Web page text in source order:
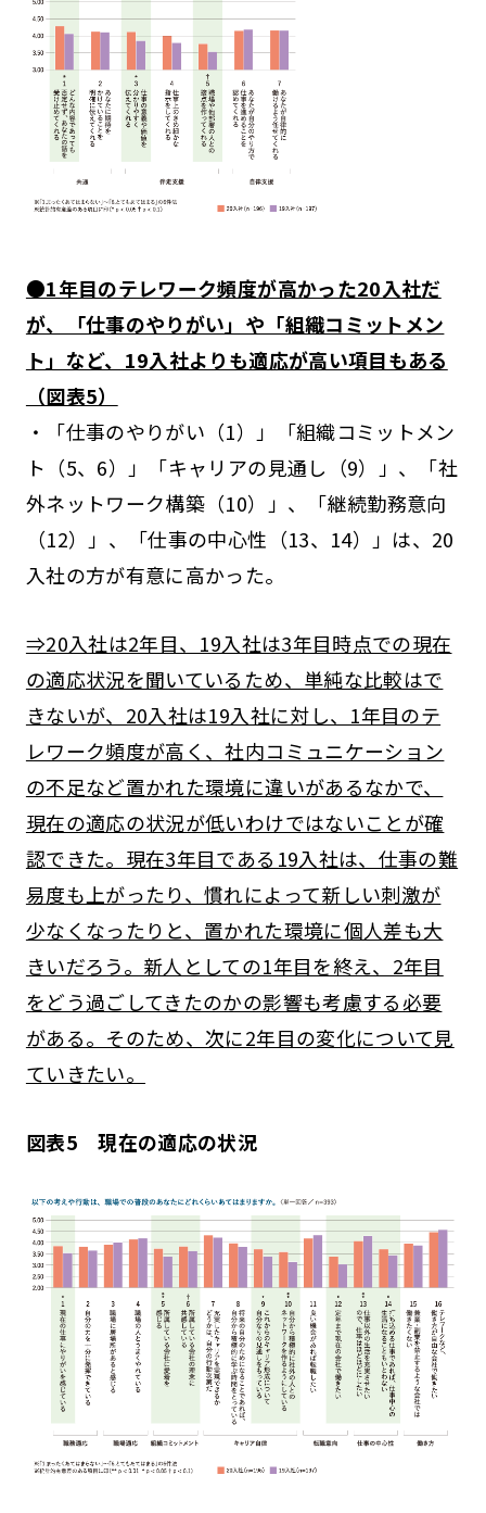
●1年目のテレワーク頻度が高かった20入社だ
が、「仕事のやりがい」や「組織コミットメン
ト」など、19入社よりも適応が高い項目もある
（図表5）
・「仕事のやりがい（1）」「組織コミットメン
ト（5、6）」「キャリアの見通し（9）」、「社
外ネットワーク構築（10）」、「継続勤務意向
（12）」、「仕事の中心性（13、14）」は、20
入社の方が有意に高かった。
⇒20入社は2年目、19入社は3年目時点での現在
の適応状況を聞いているため、単純な比較はで
きないが、20入社は19入社に対し、1年目のテ
レワーク頻度が高く、社内コミュニケーション
の不足など置かれた環境に違いがあるなかで、
現在の適応の状況が低いわけではないことが確
認できた。現在3年目である19入社は、仕事の難
易度も上がったり、慣れによって新しい刺激が
少なくなったりと、置かれた環境に個人差も大
きいだろう。新人としての1年目を終え、2年目
をどう過ごしてきたのかの影響も考慮する必要
がある。そのため、次に2年目の変化について見
ていきたい。
図表5 現在の適応の状況